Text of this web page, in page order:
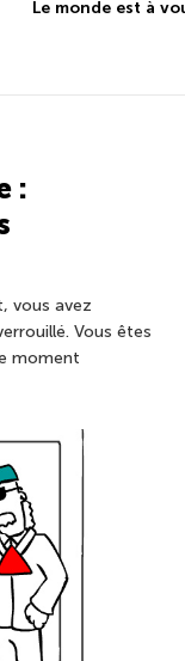
Le monde est à
:
vous avez
Vous êtes
moment